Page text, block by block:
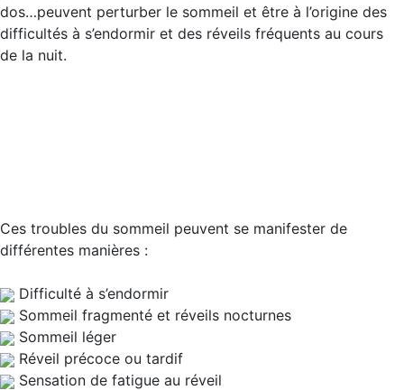
dos…peuvent perturber le sommeil et être à l’origine des
difficultés à s’endormir et des réveils fréquents au cours
de la nuit.
Ces troubles du sommeil peuvent se manifester de
différentes manières :
Difficulté à s’endormir
Sommeil fragmenté et réveils nocturnes
Sommeil léger
Réveil précoce ou tardif
Sensation de fatigue au réveil